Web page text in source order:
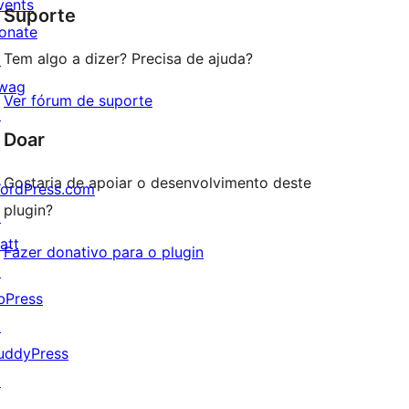
reviews
Suporte
Tem algo a dizer? Precisa de ajuda?
Ver fórum de suporte
Doar
Gostaria de apoiar o desenvolvimento deste
plugin?
Fazer donativo para o plugin